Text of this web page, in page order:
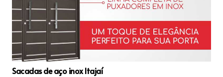
Sacadas de aço inox Itajaí